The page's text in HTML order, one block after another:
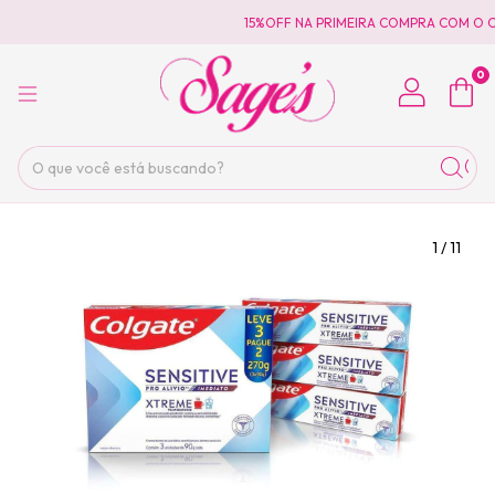
15%OFF NA PRIMEIRA COMPRA COM O
0
1 /11